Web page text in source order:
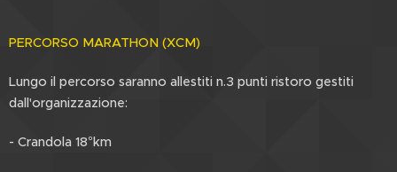
PERCORSO MARATHON (XCM)
Lungo il percorso saranno allestiti n.3 punti ristoro gestiti
dall'organizzazione:
- Crandola 18°km